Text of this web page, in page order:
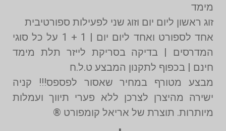
מימד
זוג ראשון ליום יום וזוג שני לפעילות ספורטיבית
אחד לספורט ואחד ליום יום | 1 + 1 על כל סוגי
המדרסים | בדיקה בסריקת לייזר תלת מימד
חינם | בכפוף לתקנון המבצע ט.ל.ח
מבצע מטורף במחיר שאסור לפספס!!! קניה
ישירה מהיצרן לצרכן ללא פערי תיווך ועמלות
מיותרות. תוצרת של אריאל קומפורט ®️